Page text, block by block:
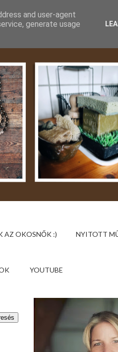
AZ OKOSNŐK :) NYITOTT
YOUTUBE
and user-agent
generate usage